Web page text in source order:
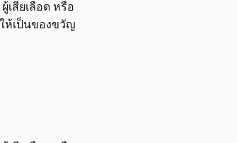
เสียเลือด หรือ
ห้เป็นของขวัญ